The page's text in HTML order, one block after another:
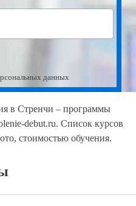
данных
в Стренчи – программы
debut.ru. Список курсов
стоимостью обучения.